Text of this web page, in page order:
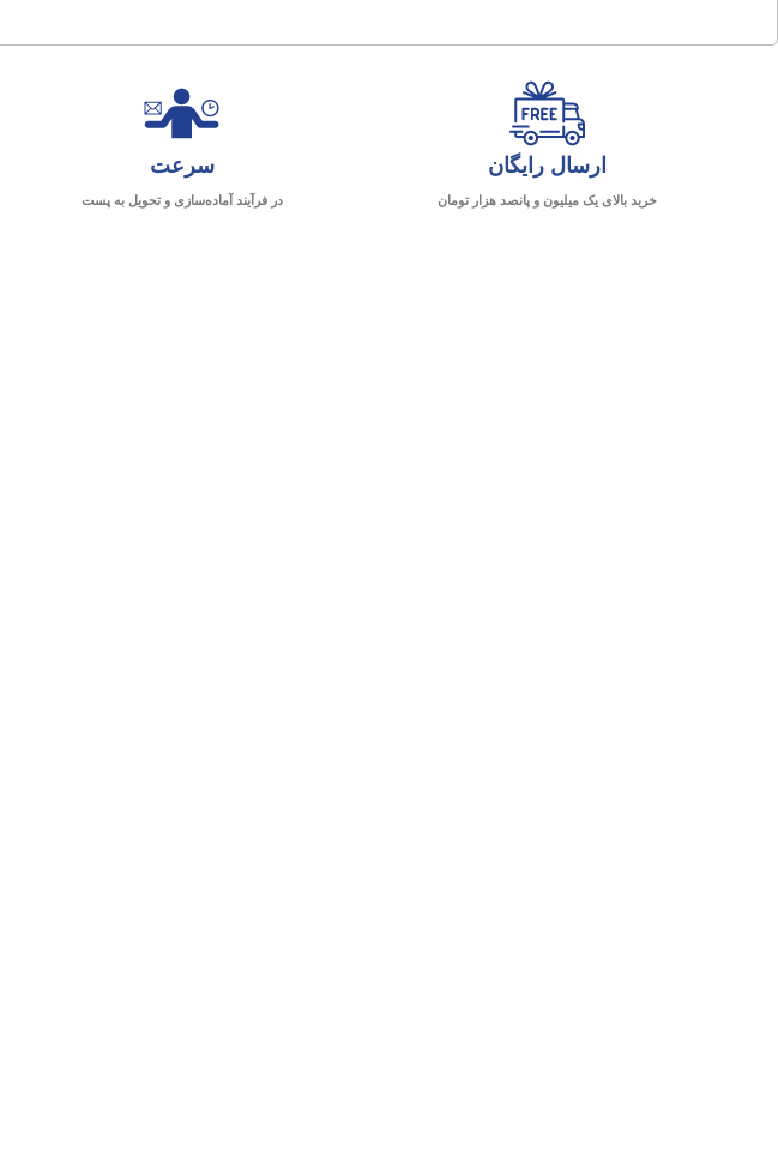
ارسال رایگان
خرید بالای یک میلیون و پانصد هزار تومان
سرعت
در فرآیند آماده‌سازی و تحویل به پست